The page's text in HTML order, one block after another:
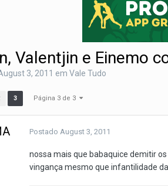
Valentjin e Einemo
3, 2011 em Vale Tudo
3 Página 3 de 3
Postado August 3, 2011
nossa mais que babaquice demitir
vingança mesmo que infantilidade